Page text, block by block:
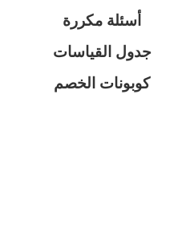
أسئلة مكررة
جدول القياسات
كوبونات الخصم